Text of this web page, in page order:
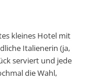
kleines Hotel mit
Italienerin (ja,
serviert und jede
die Wahl,